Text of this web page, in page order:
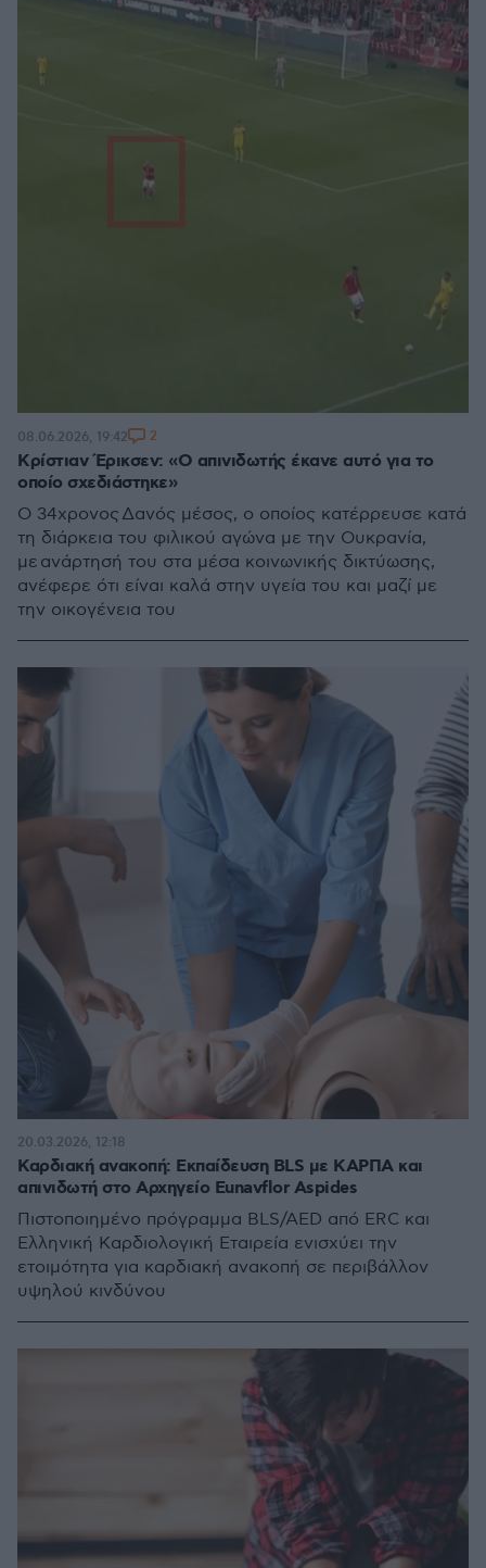
Κρίστιαν Έρικσεν: «Ο απινιδωτής έκανε αυτό για το
οποίο σχεδιάστηκε»
Ο 34χρονος Δανός μέσος, ο οποίος κατέρρευσε κατά
τη διάρκεια του φιλικού αγώνα με την Ουκρανία,
με ανάρτησή του στα μέσα κοινωνικής δικτύωσης,
ανέφερε ότι είναι καλά στην υγεία του και μαζί με
την οικογένεια του
08.06.2026, 19:42 2
Καρδιακή ανακοπή: Εκπαίδευση BLS με ΚΑΡΠΑ και
απινιδωτή στο Αρχηγείο Eunavflor Aspides
Πιστοποιημένο πρόγραμμα BLS/AED από ERC και
Ελληνική Καρδιολογική Εταιρεία ενισχύει την
ετοιμότητα για καρδιακή ανακοπή σε περιβάλλον
υψηλού κινδύνου
20.03.2026, 12:18